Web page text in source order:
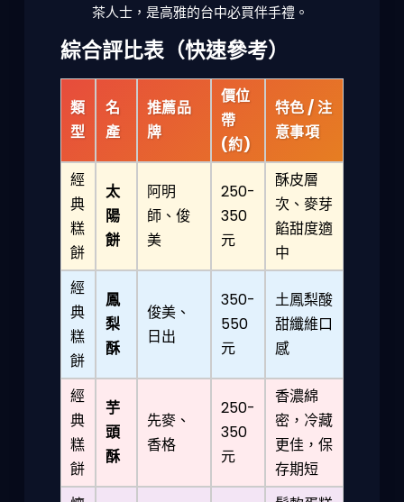
茶人士，是高雅的台中必買伴手禮。
綜合評比表（快速參考）
類
型
名
產
推薦品
牌
價位
帶
(約)
特色 / 注
意事項
經
典
糕
餅
太
陽
餅
阿明
師、俊
美
250-
350
元
酥皮層
次、麥芽
餡甜度適
中
經
典
糕
餅
鳳
梨
酥
俊美、
日出
350-
550
元
土鳳梨酸
甜纖維口
感
經
典
糕
餅
芋
頭
酥
先麥、
香格
250-
350
元
香濃綿
密，冷藏
更佳，保
存期短